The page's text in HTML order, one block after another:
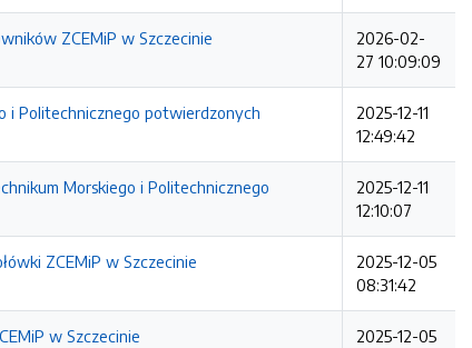
ZCEMiP w Szczecinie
2026-02-
27 10:09:09
i Politechnicznego potwierdzonych
2025-12-11
12:49:42
Morskiego i Politechnicznego
2025-12-11
12:10:07
ZCEMiP w Szczecinie
2025-12-05
08:31:42
w Szczecinie
2025-12-05